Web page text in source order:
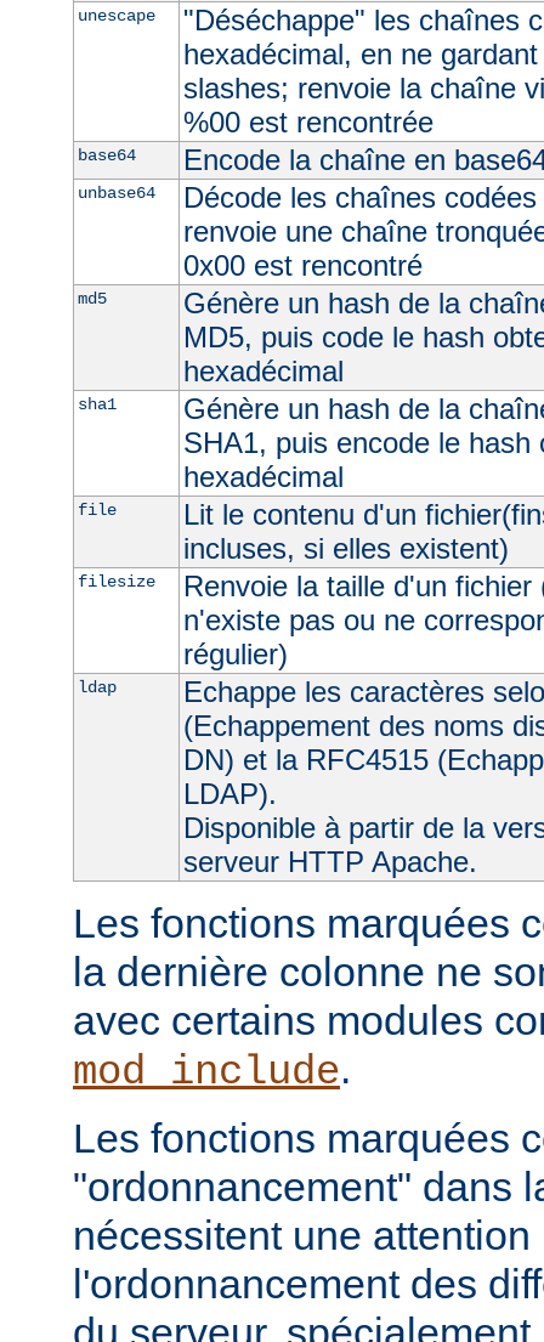
unescape
"Déséchappe" les chaînes
hexadécimal, en ne
slashes; renvoie la chaîne
%00 est rencontrée
base64 Encode la chaîne en
unbase64
Décode les chaînes
renvoie une chaîne
0x00 est rencontré
md5
Génère un hash de la
MD5, puis code le hash
hexadécimal
sha1
Génère un hash de la
SHA1, puis encode le hash
hexadécimal
file
Lit le contenu d'un
incluses, si elles existent)
filesize
Renvoie la taille d'un
n'existe pas ou ne
régulier)
ldap
Echappe les caractères
(Echappement des noms
DN) et la RFC4515
LDAP).
Disponible à partir de la
serveur HTTP Apache.
Les fonctions marquées
la dernière colonne ne
avec certains modules
mod_include.
Les fonctions marquées
"ordonnancement" dans
nécessitent une
l'ordonnancement des
du serveur,